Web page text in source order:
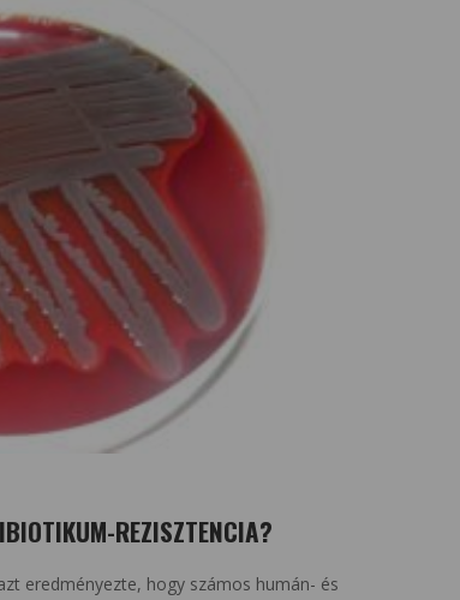
REZISZTENCIA?
eredményezte, hogy számos humán- és